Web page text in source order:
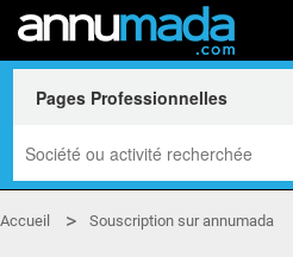
Accueil Souscription sur annumada